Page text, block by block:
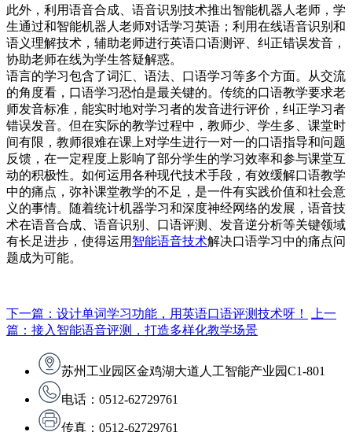
此外，利用语音合成、语音识别技术推出智能机器人老师，学
生通过和智能机器人老师对话学习英语；利用在线语音识别和
语义理解技术，辅助老师进行英语口语测评、纠正错误发音，
协助老师在线为学生答疑解惑。
语言的学习包含了词汇、语法、口语学习等多个方面。从交流
的角度看，口语学习恐怕是最关键的。传统的口语教学要求老
师发音标准，能实时地对学习者的发音进行评价，纠正学习者
错误发音。但在实际的教学过程中，教师少、学生多、课堂时
间有限，教师很难在课上对学生进行一对一的口语指导和问题
反馈，在一定程度上影响了部分学生的学习效率和参与课堂互
动的积极性。如何运用各种现代技术手段，有效缓解口语教学
中的痛点，弥补课堂教学的不足，是一件有实践价值和社会意
义的事情。随着统计机器学习和深度神经网络的发展，语音技
术在语音合成、语音识别、口语评测、发音逆分析等关键领域
有长足进步，使得运用 智能语音技术解决口语学习中的痛点问
题成为可能。
下一篇：设计单词学习功能，用英语口语评测技术呀！
上一
篇：接入智能语音评测，打造多样化教学场景
苏州工业园区金鸡湖大道人工智能产业园C1-801
电话：0512-62729761
传真：0512-62729761